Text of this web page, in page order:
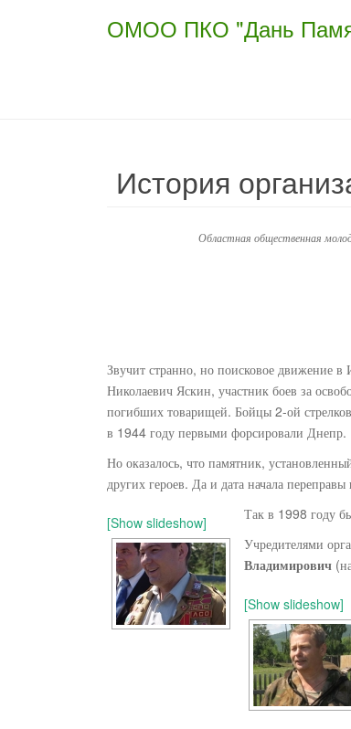
ОМОО ПКО "Дань
История
Областная общественная
Звучит странно, но поисковое движение
Николаевич Яскин, участник боев за
погибших товарищей. Бойцы 2-ой
в 1944 году первыми форсировали Днепр.
Но оказалось, что памятник,
других героев. Да и дата начала
[Show slideshow]
Так в 1998 году
Учредителями
Владимирович
[Show slideshow]